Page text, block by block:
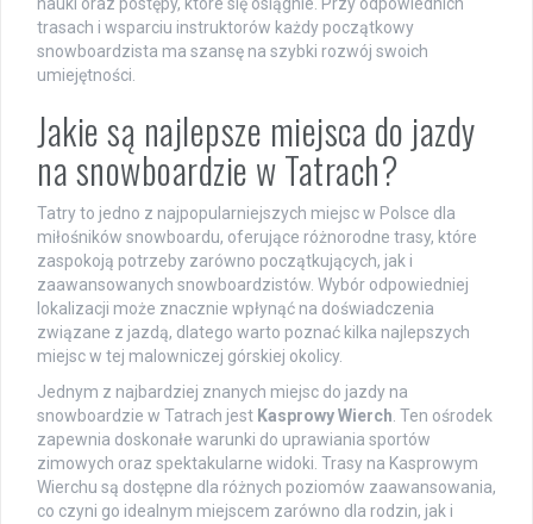
nauki oraz postępy, które się osiągnie. Przy odpowiednich
trasach i wsparciu instruktorów każdy początkowy
snowboardzista ma szansę na szybki rozwój swoich
umiejętności.
Jakie są najlepsze miejsca do jazdy
na snowboardzie w Tatrach?
Tatry to jedno z najpopularniejszych miejsc w Polsce dla
miłośników snowboardu, oferujące różnorodne trasy, które
zaspokoją potrzeby zarówno początkujących, jak i
zaawansowanych snowboardzistów. Wybór odpowiedniej
lokalizacji może znacznie wpłynąć na doświadczenia
związane z jazdą, dlatego warto poznać kilka najlepszych
miejsc w tej malowniczej górskiej okolicy.
Jednym z najbardziej znanych miejsc do jazdy na
snowboardzie w Tatrach jest Kasprowy Wierch. Ten ośrodek
zapewnia doskonałe warunki do uprawiania sportów
zimowych oraz spektakularne widoki. Trasy na Kasprowym
Wierchu są dostępne dla różnych poziomów zaawansowania,
co czyni go idealnym miejscem zarówno dla rodzin, jak i